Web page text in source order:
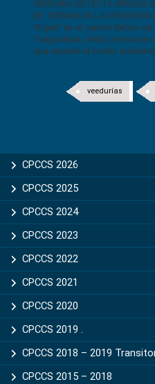
VEEDURÍA DETECTA
DE TERMAS DE LA VIRGEN
Virgen” en el cantón Baños
Tungurahua, debió pensarse
que respete el medio
veedurías
CPCCS 2026
CPCCS 2025
CPCCS 2024
CPCCS 2023
CPCCS 2022
CPCCS 2021
CPCCS 2020
CPCCS 2019 .
CPCCS 2018 – 2019
CPCCS 2015 – 2018